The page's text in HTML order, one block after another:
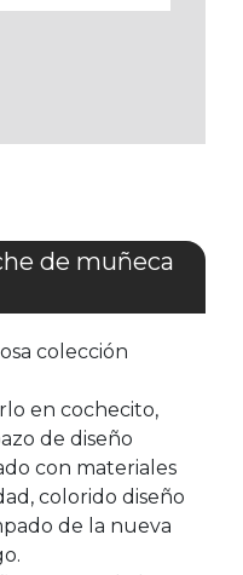
de muñeca
colección
en cochecito,
de diseño
con materiales
colorido diseño
de la nueva